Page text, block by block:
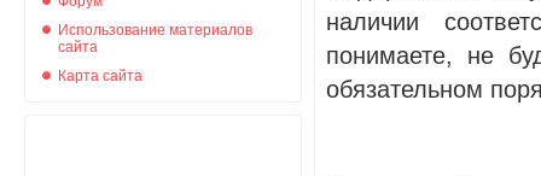
Использование материалов
сайта
Карта сайта
наличии
понимаете, не
обязательном